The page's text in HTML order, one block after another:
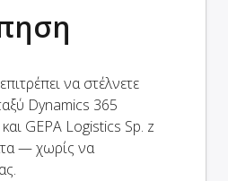
να στέλνετε
Dynamics 365
GEPA Logistics Sp. z
— χωρίς να